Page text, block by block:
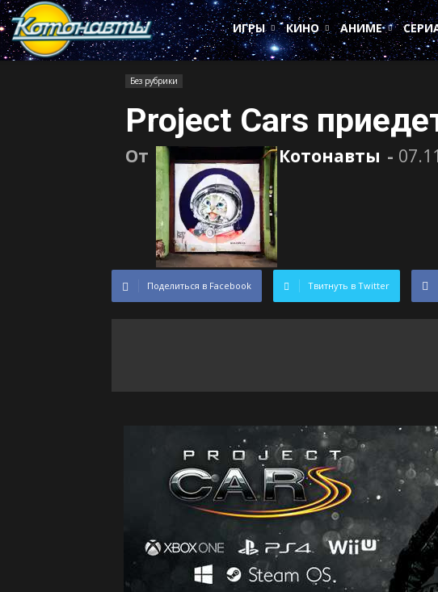
Котонавты
ИГРЫ
КИНО АНИМЕ
Без рубрики
Project Cars
От Котонавты -
Поделиться в Facebook Твитнуть в Twitter